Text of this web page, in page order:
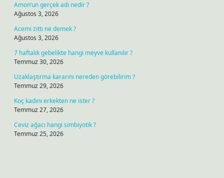
Amon’un gerçek adı nedir ?
Ağustos 3, 2026
Acemi zıttı ne demek ?
Ağustos 3, 2026
7 haftalık gebelikte hangi meyve kullanılır ?
Temmuz 30, 2026
Uzaklaştırma kararını nereden görebilirim ?
Temmuz 29, 2026
Koç kadını erkekten ne ister ?
Temmuz 27, 2026
Ceviz ağacı hangi simbiyotik ?
Temmuz 25, 2026